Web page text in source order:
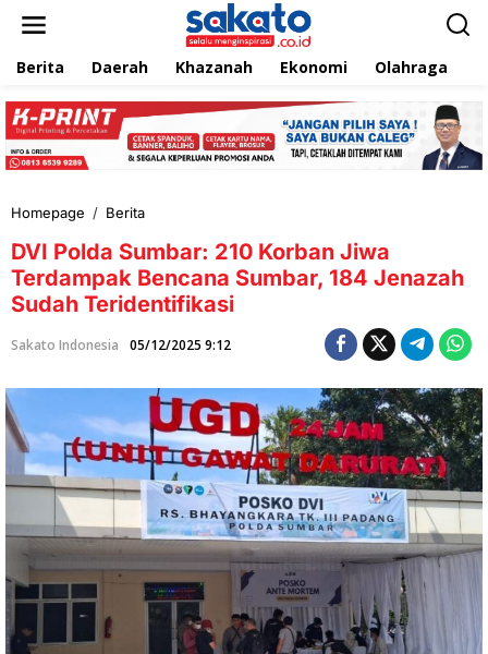
e
k
Berita Daerah Khazanah Ekonomi Olahraga
Homepage / Berita
I
P
o
l
a
u
m
b
a
r
:
1
0
K
o
r
DVI Polda Sumbar: 210 Korban Jiwa
Terdampak Bencana Sumbar, 184 Jenazah
Sudah Teridentifikasi
Sakato Indonesia 05/12/2025 9:12